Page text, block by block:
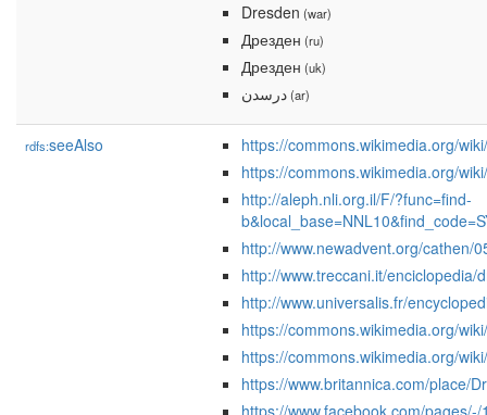
Dresden (war)
Дрезден (ru)
Дрезден (uk)
درسدن(ar)
rdfs:seeAlso
https://commons.wikimedia.org/
https://commons.wikimedia.org/
http://aleph.nli.org.il/F/?func=find-
http://www.newadvent.org/cathen/
http://www.treccani.it/enciclopedia/
http://www.universalis.fr/
https://commons.wikimedia.org/
https://commons.wikimedia.org/
https://www.britannica.com/place/
https://www.facebook.com/